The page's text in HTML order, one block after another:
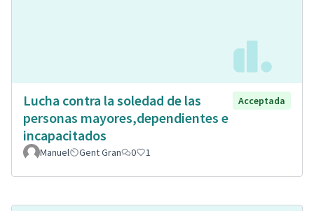
Lucha contra la soledad de las
personas mayores,dependientes e
incapacitados
Acceptada
Manuel Gent Gran 0 1